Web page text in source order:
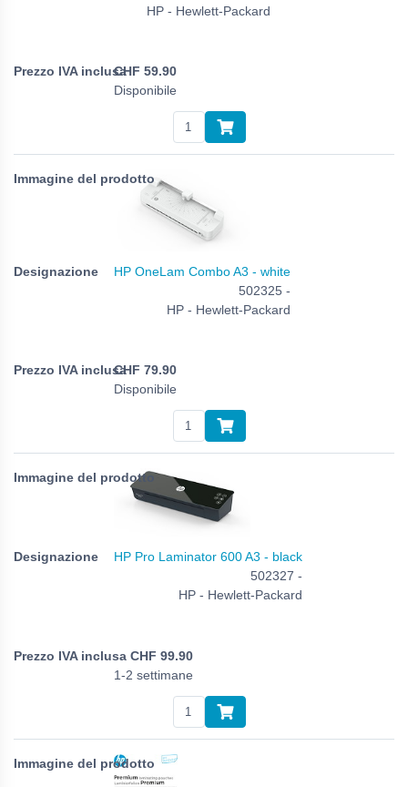
HP - Hewlett-Packard
CHF 59.90
Disponibile
HP OneLam Combo A3 - white
502325 -
HP - Hewlett-Packard
CHF 79.90
Disponibile
HP Pro Laminator 600 A3 - black
502327 -
HP - Hewlett-Packard
CHF 99.90
1-2 settimane